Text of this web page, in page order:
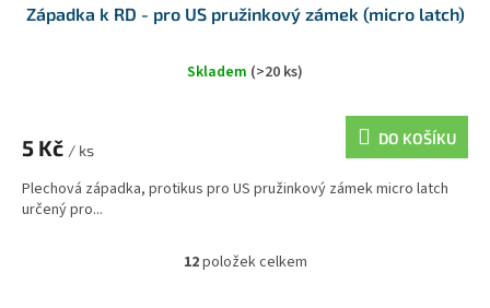
Západka k RD - pro US pružinkový zámek (micro latch)
Skladem (>20 ks)
5 Kč / ks
DO KOŠÍKU
Plechová západka, protikus pro US pružinkový zámek micro latch
určený pro...
O
12položek celkem